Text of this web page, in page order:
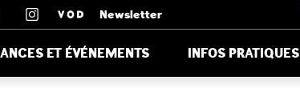
Newsletter
ET ÉVÉNEMENTS INFOS PRATIQUES